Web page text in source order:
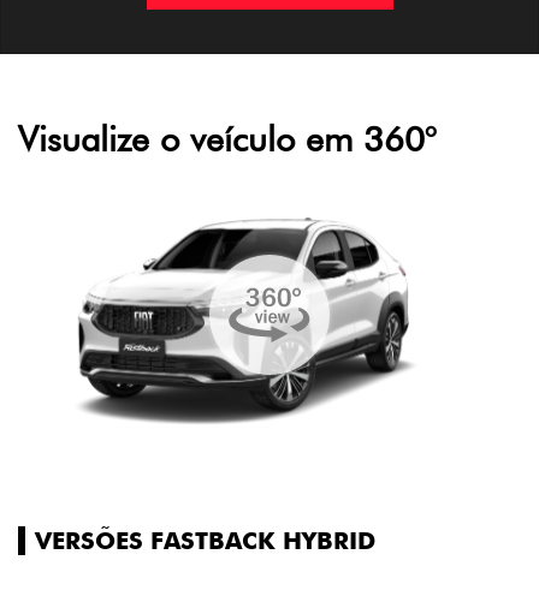
Visualize o veículo em 360°
VERSÕES FASTBACK HYBRID